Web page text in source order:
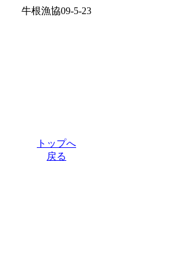
牛根漁協09-5-23
トップへ
戻る